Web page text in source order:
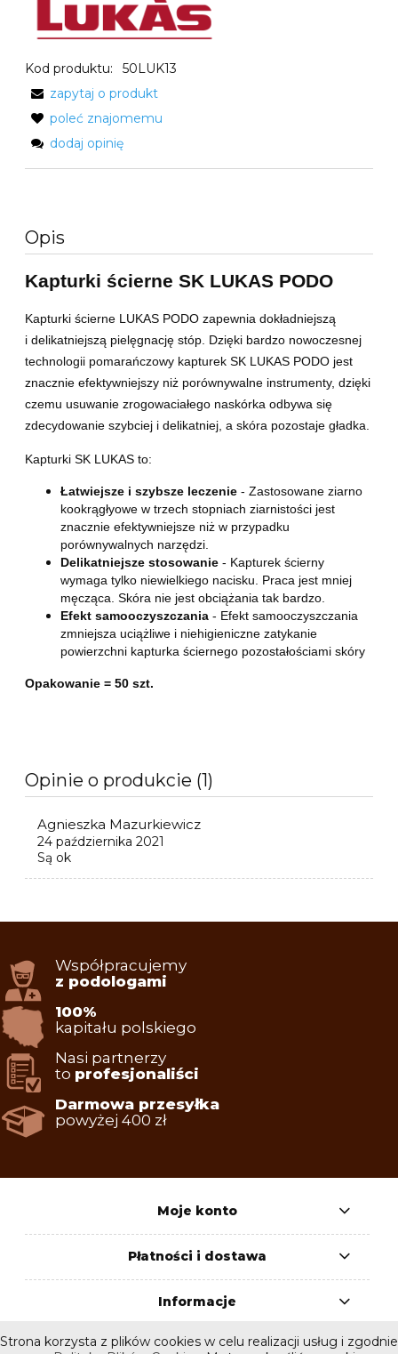
Strona korzysta z plików cookies w celu realizacji usług i zgodnie
Kod produktu:
50LUK13
zapytaj o produkt
poleć znajomemu
dodaj opinię
Opis
Kapturki ścierne SK LUKAS PODO
Kapturki ścierne LUKAS PODO zapewnia dokładniejszą
i delikatniejszą pielęgnację stóp. Dzięki bardzo nowoczesnej
technologii pomarańczowy kapturek SK LUKAS­ PODO jest
znacznie efektywniejszy niż porównywalne instrumenty, dzięki
czemu usuwanie zrogowaciałego naskórka odbywa się
zdecydowanie szybciej i delikatniej, a skóra pozostaje gładka.
Kapturki SK LUKAS to:
Łatwiejsze i szybsze leczenie - Zastosowane ziarno
kookrągłyowe w trzech stopniach ziarnistości jest
znacznie efektywniejsze niż w przypadku
porównywalnych narzędzi.
Delikatniejsze stosowanie - Kapturek ścierny
wymaga tylko niewielkiego nacisku. Praca jest mniej
męcząca. Skóra nie jest obciążania tak bardzo.
Efekt samooczyszczania - Efekt samooczyszczania
zmniejsza uciążliwe i niehigieniczne zatykanie
powierzchni kapturka ściernego pozostałościami skóry
Opakowanie = 50 szt.
Opinie o produkcie (1)
Agnieszka Mazurkiewicz
24 października 2021
Są ok
Współpracujemy
z podologami
100%
kapitału polskiego
Nasi partnerzy
to profesjonaliści
Darmowa przesyłka
powyżej 400 zł
Moje konto
Płatności i dostawa
Informacje
O nas